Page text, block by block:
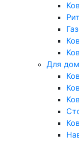
Для